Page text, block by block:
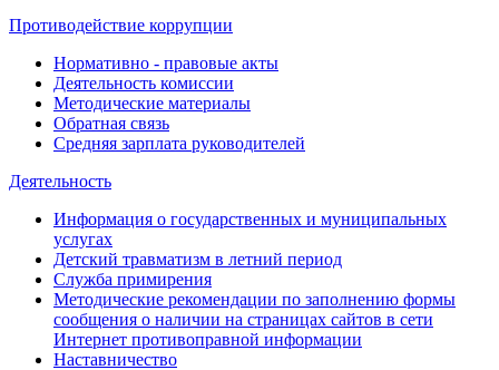
Противодействие коррупции
Нормативно - правовые акты
Деятельность комиссии
Методические материалы
Обратная связь
Средняя зарплата руководителей
Деятельность
Информация о государственных и муниципальных
услугах
Детский травматизм в летний период
Служба примирения
Методические рекомендации по заполнению формы
сообщения о наличии на страницах сайтов в сети
Интернет противоправной информации
Наставничество